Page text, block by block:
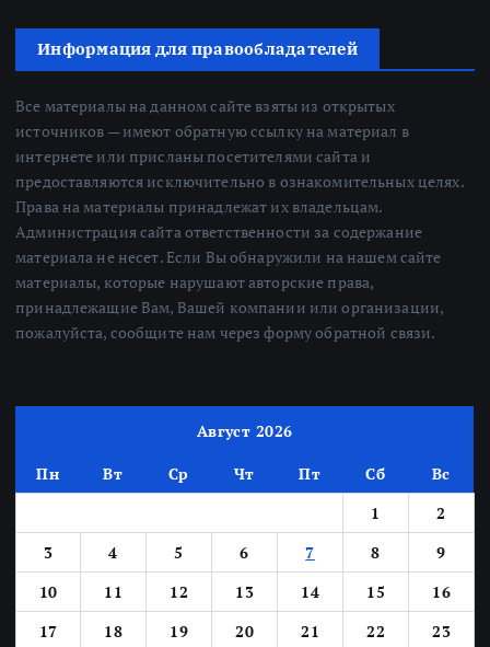
Информация для правообладателей
Все материалы на данном сайте взяты из открытых
источников — имеют обратную ссылку на материал в
интернете или присланы посетителями сайта и
предоставляются исключительно в ознакомительных целях.
Права на материалы принадлежат их владельцам.
Администрация сайта ответственности за содержание
материала не несет. Если Вы обнаружили на нашем сайте
материалы, которые нарушают авторские права,
принадлежащие Вам, Вашей компании или организации,
пожалуйста, сообщите нам через форму обратной связи.
Август 2026
Пн Вт Ср Чт Пт Сб
Вс
1
2
3
4 5 6 7 8
9
10
11 12 13 14 15
16
17
18 19 20 21 22
23